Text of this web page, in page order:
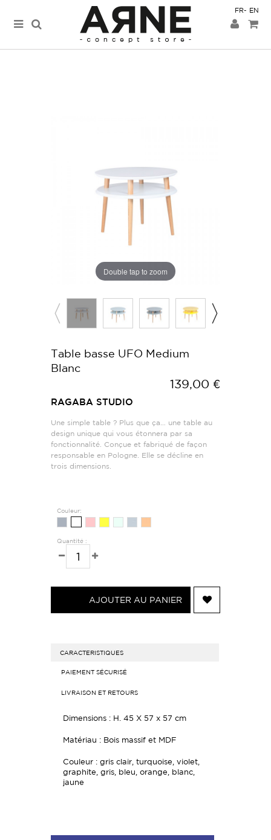
FR EN
Double tap to zoom
Table basse UFO Medium
Blanc
139,00 €
RAGABA STUDIO
Une simple table ? Plus que ça… une table au
design unique qui vous étonnera par sa
fonctionnalité. Conçue et fabriqué de façon
responsable en Pologne. Elle se décline en
trois dimensions.
Couleur:
Quantité :
AJOUTER AU PANIER
CARACTERISTIQUES
PAIEMENT SÉCURISÉ
LIVRAISON ET RETOURS
Dimensions : H. 45 X 57 x 57 cm
Matériau : Bois massif et MDF
Couleur : gris clair, turquoise, violet,
graphite, gris, bleu, orange, blanc,
jaune